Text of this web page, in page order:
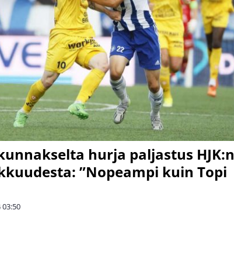
hurja paljastus HJK:n
”Nopeampi kuin Topi
03:50